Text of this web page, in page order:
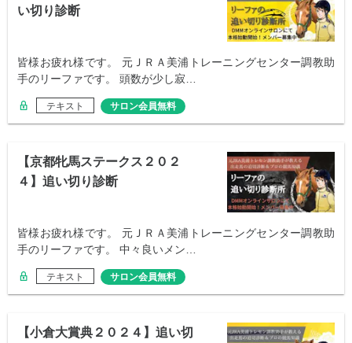
い切り診断
皆様お疲れ様です。 元ＪＲＡ美浦トレーニングセンター調教助
手のリーファです。 頭数が少し寂…
テキスト サロン会員無料
【京都牝馬ステークス２０２
４】追い切り診断
皆様お疲れ様です。 元ＪＲＡ美浦トレーニングセンター調教助
手のリーファです。 中々良いメン…
テキスト サロン会員無料
【小倉大賞典２０２４】追い切